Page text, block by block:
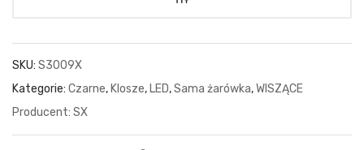
SKU: S3009X
Kategorie: Czarne, Klosze, LED,Sama żarówka,WISZĄCE
SX